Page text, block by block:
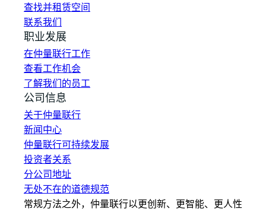
查找并租赁空间
联系我们
职业发展
在仲量联行工作
查看工作机会
了解我们的员工
公司信息
关于仲量联行
新闻中心
仲量联行可持续发展
投资者关系
分公司地址
无处不在的道德规范
常规方法之外，仲量联行以更创新、更智能、更人性